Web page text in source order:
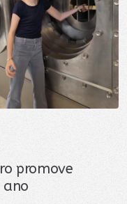
promove
ano